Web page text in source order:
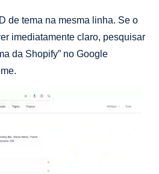
de tema na mesma linha. Se o
imediatamente claro, pesquisar
da Shopify” no Google